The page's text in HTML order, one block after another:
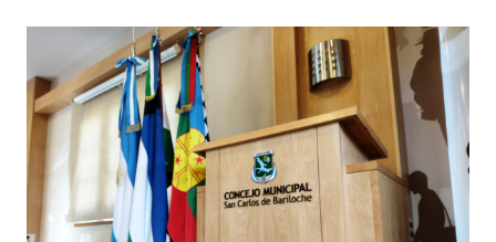
Audiencias Públicas - Registro
Mujeres que Dejaron Huellas - Registro
Periodistas Decanos - Registro
Ciudadano Ilustre - Registro
Banca del Vecino - Registro